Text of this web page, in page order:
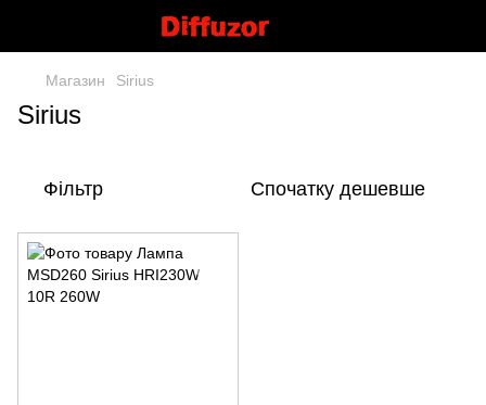
Магазин Sirius
Sirius
Фільтр Спочатку дешевше